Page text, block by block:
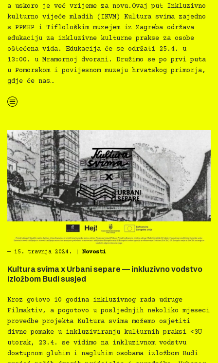
a uskoro je već vrijeme za novu.Ovaj put Inkluzivno
kulturno vijeće mladih (IKVM) Kultura svima zajedno
s PPMHP i Tiflološkim muzejem iz Zagreba održava
edukaciju za inkluzivne kulturne prakse za osobe
oštećena vida. Edukacija će se održati 25.4. u
13:00. u Mramornoj dvorani. Družimo se po prvi puta
u Pomorskom i povijesnom muzeju hrvatskog primorja,
gdje će nas…
“Kultura svima – smjernice za inkluzivne kulturne prakse za osobe oštećena vida”
― 15. travnja 2024. Novosti
Kultura svima x Urbani separe — inkluzivno vodstvo
izložbom Budi susjed
Kroz gotovo 10 godina inkluzivnog rada udruge
Filmaktiv, a pogotovo u posljednjih nekoliko mjeseci
provedbe projekta Kultura svima možemo osjetiti
divne pomake u inkluziviranju kulturnih praksi <3U
utorak, 23.4. se vidimo na inkluzivnom vodstvu
dostupnom gluhim i nagluhim osobama izložbom Budi